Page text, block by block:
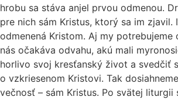
hrobu sa stáva anjel prvou odmenou.
pre nich sám Kristus, ktorý sa im zjavil.
odmenená Kristom. Aj my potrebujeme
nás očakáva odvahu, akú mali
horlivo svoj kresťanský život a svedčiť
o vzkriesenom Kristovi. Tak
večnosť – sám Kristus. Po svätej liturgii